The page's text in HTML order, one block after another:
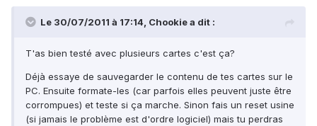
Le 30/07/2011 à 17:14, Chookie a dit :
T'as bien testé avec plusieurs cartes c'est ça?
Déjà essaye de sauvegarder le contenu de tes cartes sur le
PC. Ensuite formate-les (car parfois elles peuvent juste être
corrompues) et teste si ça marche. Sinon fais un reset usine
(si jamais le problème est d'ordre logiciel) mais tu perdras